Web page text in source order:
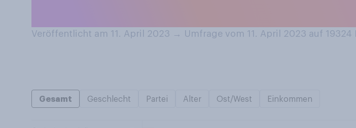
Veröffentlicht am 11. April 2023 → Umfrage vom 11. April 2023 auf 19324
Gesamt Geschlecht Partei Alter Ost/West Einkommen